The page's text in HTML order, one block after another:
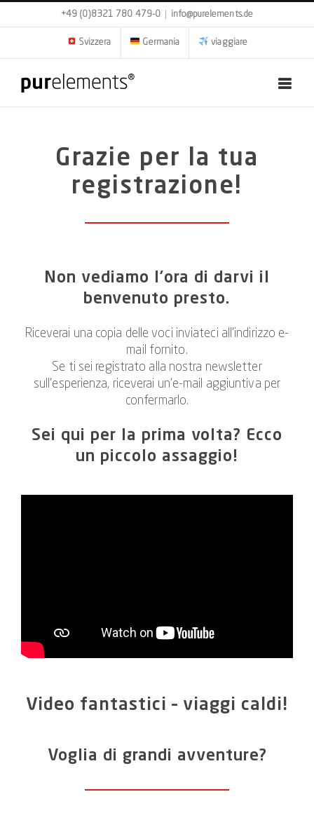
to
+49 (0)8321 780 479-0 info@purelements.de
Svizzera Germania viaggiare
Grazie per la tua
registrazione!
Non vediamo l’ora di darvi il
benvenuto presto.
Riceverai una copia delle voci inviateci all’indirizzo e-
mail fornito.
Se ti sei registrato alla nostra newsletter
sull’esperienza, riceverai un’e-mail aggiuntiva per
confermarlo.
Sei qui per la prima volta? Ecco
un piccolo assaggio!
Video fantastici – viaggi caldi!
Voglia di grandi avventure?